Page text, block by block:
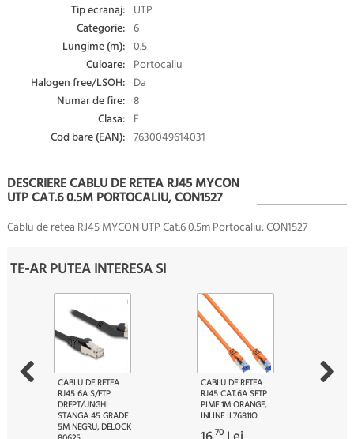
Tip ecranaj: UTP
Categorie: 6
Lungime (m): 0.5
Culoare: Portocaliu
Halogen free/LSOH: Da
Numar de fire: 8
Clasa: E
Cod bare (EAN): 7630049614031
DESCRIERE CABLU DE RETEA RJ45 MYCON
UTP CAT.6 0.5M PORTOCALIU, CON1527
Cablu de retea RJ45 MYCON UTP Cat.6 0.5m Portocaliu, CON1527
TE-AR PUTEA INTERESA SI
CABLU DE RETEA
RJ45 6A S/FTP
DREPT/UNGHI
STANGA 45 GRADE
5M NEGRU, DELOCK
CABLU DE RETEA
RJ45 CAT.6A SFTP
PIMF 1M ORANGE,
INLINE IL76811O
70